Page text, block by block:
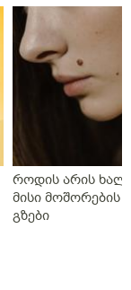
როდის არის
მისი მოშორების
გზები